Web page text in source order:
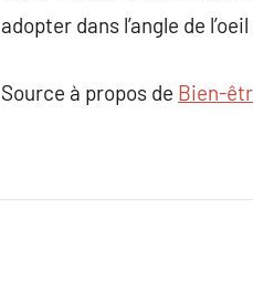
adopter dans l’angle de
Source à propos de Bien-